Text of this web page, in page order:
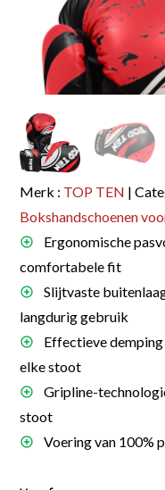
Merk : TOP TEN |
Bokshandschoenen
Ergonomische
comfortabele fit
Slijtvaste
langdurig gebruik
Effectieve
elke stoot
Gripline-
stoot
Voering van 100%